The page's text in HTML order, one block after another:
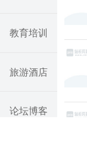
教育培训
旅游酒店
论坛博客